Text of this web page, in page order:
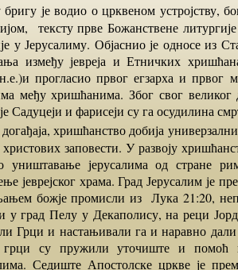
тексту прве Божанствене
у Јерусалиму. Објаснио је односе из
између јевреја и Етничких
прогласио првог егзарха и првог
међу хришћанима. Због свог
Садуцеји и фарисеји су га осудилина
христових заповести. У развоју
уништавање јерусалима од стране
јеврејског храма. Град Јерусалим је
божје промисли из Лука 21:20,
у град Пелу у Декаполису, на реци
Грци и настањивали га и наравно
грци су пружили уточиште и помоћ
Седиште Апостолске цркве је